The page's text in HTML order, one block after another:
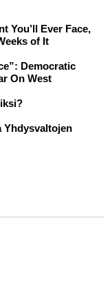
You’ll Ever Face,
of It
Democratic
On West
Yhdysvaltojen